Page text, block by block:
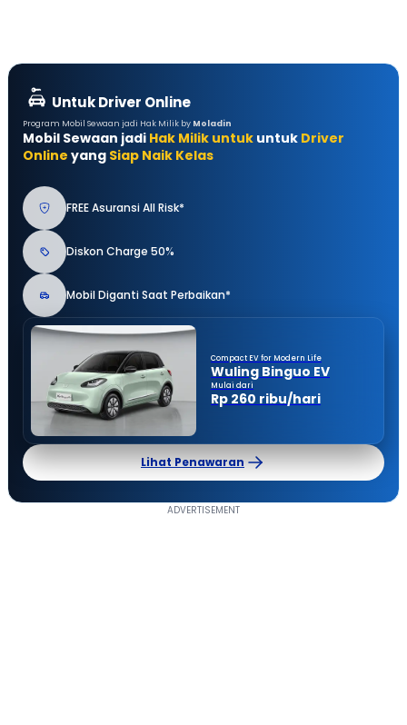
Untuk Driver Online
Program Mobil Sewaan jadi Hak Milik by Moladin
Mobil Sewaan jadi Hak Milik untuk untuk Driver
Online yang Siap Naik Kelas
FREE Asuransi All Risk*
Diskon Charge 50%
Mobil Diganti Saat Perbaikan*
Compact EV for Modern Life
Wuling Binguo EV
Mulai dari
Rp 260 ribu/hari
Lihat Penawaran